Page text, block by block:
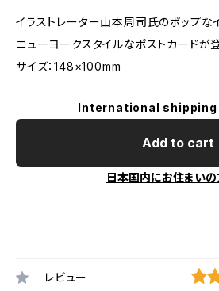
イラストレーター山本周司氏のポップな
ニューヨークスタイルなポストカードが登
サイズ：148×100mm
International shipping
Add to cart
日本国内にお住まい
レビュー